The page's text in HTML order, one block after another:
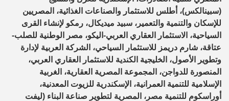
(سبينالكس)، أطلس للاستثمار والصناعات الغذائية، المصريين
للإسكان والتنمية والتعمير، سبيد ميديكال، رمكو لإنشاء القرى
السياحية، الاستثمار العقاري العربي-اليكو، مصر الوطنية للصلب-
عتاقة، شارم دريمز للاستثمار السياحي، الشركة العربية لإدارة
وتطوير الأصول، الخليجية الكندية للاستثمار العقاري العربي،
المنصورة للدواجن، المجموعة المصرية العقارية، الغربية
الإسلامية للتنمية العمرانية، الإسكندرية للزيوت المعدنية،
أوراسكوم للتنمية مصر، المصرية لتطوير صناعة البناء (ليفت